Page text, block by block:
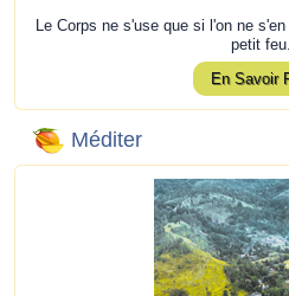
Le Corps ne s'use que si l'on ne
petit
En Savoir
Méditer